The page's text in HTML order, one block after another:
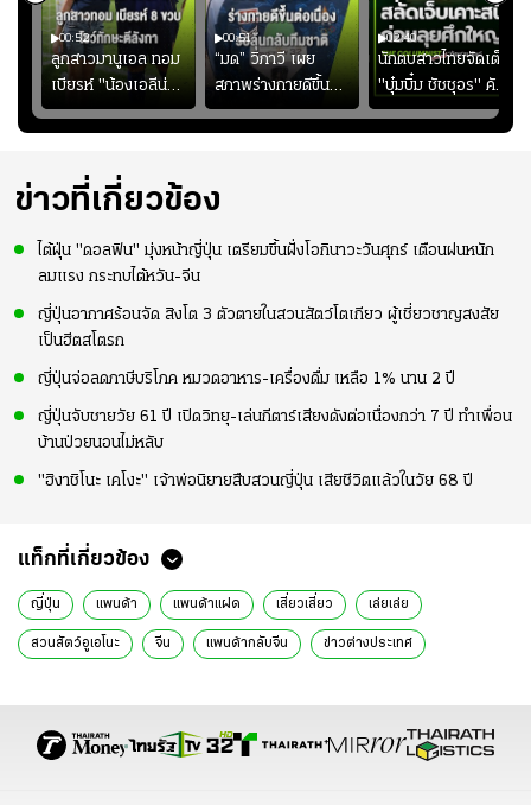
00:52
ลูกสาวมานูเอล ทอม
เบียรห์ "น้องเอลีน่า"
วัย 8 ขวบ โชว์ตี
ลังกาสุดพริ้ว
00:51
“มด” วิภาวี เผย
สภาพร่างกายดีขึ้น
อย่างต่อเนื่อง พร้อม
พยายามลงสนามให้
ความมั่นใจ
02:40
นักตบสาวไทยจัดเต็ม
"บุ๋มบิ๋ม ชัชชุอร" คัม
แบ็ก ศึก" SEA V
CUP 2026" เลก
ข่าวที่เกี่ยวข้อง
ไต้ฝุ่น "ดอลฟิน" มุ่งหน้าญี่ปุ่น เตรียมขึ้นฝั่งโอกินาวะวันศุกร์ เตือนฝนหนัก
ลมแรง กระทบไต้หวัน-จีน
ญี่ปุ่นอากาศร้อนจัด สิงโต 3 ตัวตายในสวนสัตว์โตเกียว ผู้เชี่ยวชาญสงสัย
เป็นฮีตสโตรก
ญี่ปุ่นจ่อลดภาษีบริโภค หมวดอาหาร-เครื่องดื่ม เหลือ 1% นาน 2 ปี
ญี่ปุ่นจับชายวัย 61 ปี เปิดวิทยุ-เล่นกีตาร์เสียงดังต่อเนื่องกว่า 7 ปี ทำเพื่อน
บ้านป่วยนอนไม่หลับ
"ฮิงาชิโนะ เคโงะ" เจ้าพ่อนิยายสืบสวนญี่ปุ่น เสียชีวิตแล้วในวัย 68 ปี
แท็กที่เกี่ยวข้อง
ญี่ปุ่น แพนด้า แพนด้าแฝด เสี่ยวเสี่ยว เล่ยเล่ย
สวนสัตว์อูเอโนะ จีน แพนด้ากลับจีน ข่าวต่างประเทศ
ข่าวต่างประเทศไทยรัฐ ข่าวต่างประเทศ ไทยรัฐออนไลน์ ข่าววันนี้